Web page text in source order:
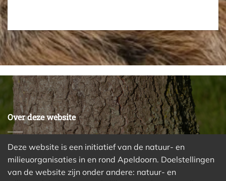
Over deze website
Deze website is een initiatief van de natuur- en
milieuorganisaties in en rond Apeldoorn. Doelstellingen
van de website zijn onder andere: natuur- en